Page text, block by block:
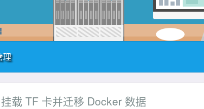
理
载 TF 卡并迁移 Docker 数据